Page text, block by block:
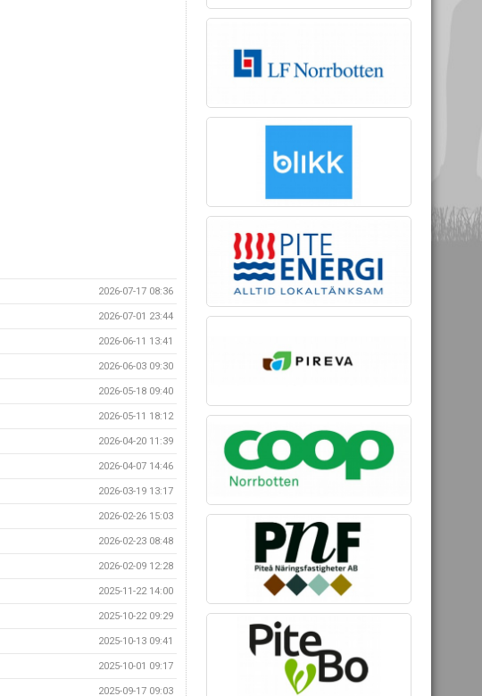
2026-07-17 08:36
2026-07-01 23:44
2026-06-11 13:41
2026-06-03 09:30
2026-05-18 09:40
2026-05-11 18:12
2026-04-20 11:39
2026-04-07 14:46
2026-03-19 13:17
2026-02-26 15:03
2026-02-23 08:48
2026-02-09 12:28
2025-11-22 14:00
2025-10-22 09:29
2025-10-13 09:41
2025-10-01 09:17
2025-09-17 09:03